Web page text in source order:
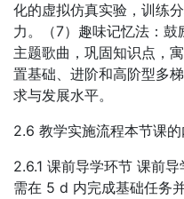
化的虚拟仿真实验，训练
力。（7）趣味记忆法：
主题歌曲，巩固知识点，
置基础、进阶和高阶型多
求与发展水平。
2.6 教学实施流程本节课
2.6.1 课前导学环节 课前
需在 5 d 内完成基础任务